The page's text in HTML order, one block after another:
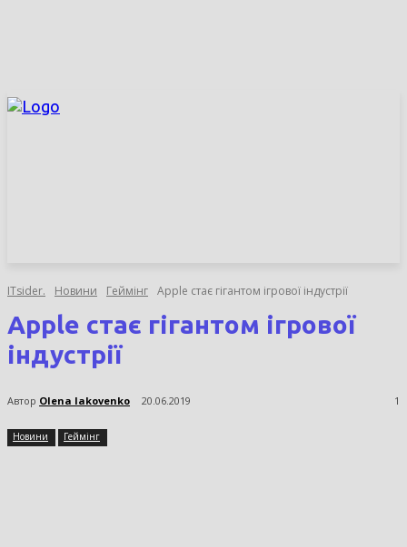
ITsider. Новини Геймінг Apple стає гігантом ігрової індустрії
Apple стає гігантом ігрової
індустрії
Автор Olena Iakovenko 20.06.2019 1
Новини Геймінг